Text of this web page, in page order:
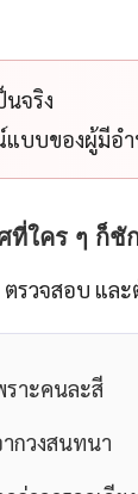
จริง
แบบของผู้มีอ
ที่ใคร ๆ ก็ชั
วจสอบ แล
ราะคนละสี
กวงสนทนา